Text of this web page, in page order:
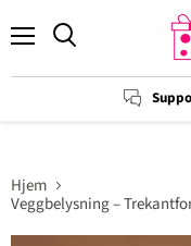
Hjem
Veggbelysning –